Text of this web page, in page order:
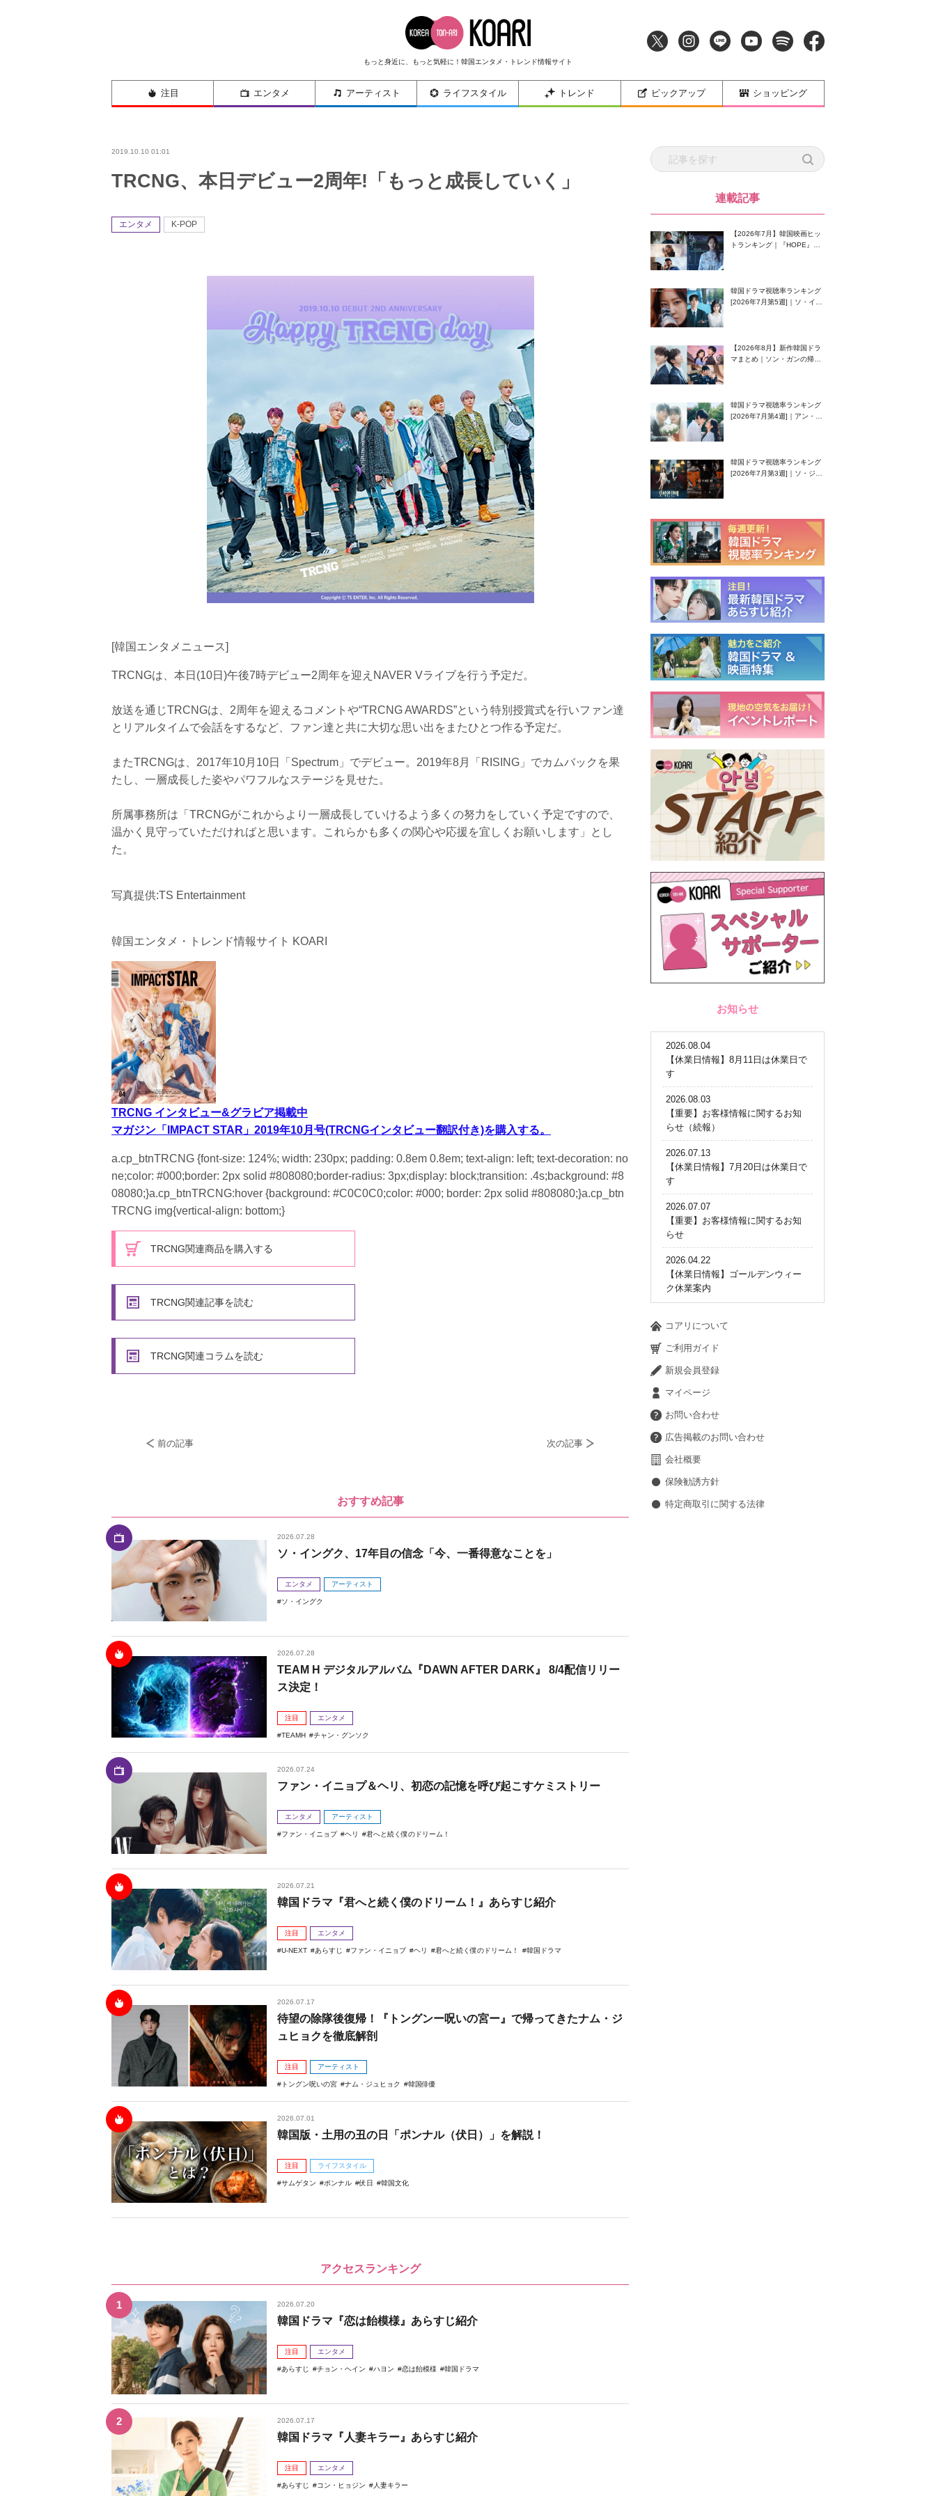
もっと身近に、もっと気軽に！韓国エンタメ・トレンド情報サイト
注目 エンタメ アーティスト ライフスタイル トレンド ピックアップ ショッピング
2019.10.10 01:01
​TRCNG、本日デビュー2周年!「もっと成長していく」
エンタメ K-POP
[韓国エンタメニュース]
TRCNGは、本日(10日)午後7時デビュー2周年を迎えNAVER Vライブを行う予定だ。
放送を通じTRCNGは、2周年を迎えるコメントや“TRCNG AWARDS”という特別授賞式を行いファン達
とリアルタイムで会話をするなど、ファン達と共に大切な思い出をまたひとつ作る予定だ。
またTRCNGは、2017年10月10日「Spectrum」でデビュー。2019年8月「RISING」でカムバックを果
たし、一層成長した姿やパワフルなステージを見せた。
所属事務所は「TRCNGがこれからより一層成長していけるよう多くの努力をしていく予定ですので、
温かく見守っていただければと思います。これらかも多くの関心や応援を宜しくお願いします」とし
た。
写真提供:TS Entertainment
韓国エンタメ・トレンド情報サイト KOARI
TRCNG インタビュー&グラビア掲載中
マガジン「IMPACT STAR」2019年10月号(TRCNGインタビュー翻訳付き)を購入する。
a.cp_btnTRCNG {font-size: 124%; width: 230px; padding: 0.8em 0.8em; text-align: left; text-decoration: no
ne;color: #000;border: 2px solid #808080;border-radius: 3px;display: block;transition: .4s;background: #8
08080;}a.cp_btnTRCNG:hover {background: #C0C0C0;color: #000; border: 2px solid #808080;}a.cp_btn
TRCNG img{vertical-align: bottom;}
TRCNG関連商品を購入する
TRCNG関連記事を読む
TRCNG関連コラムを読む
前の記事 次の記事
おすすめ記事
2026.07.28
ソ・イングク、17年目の信念「今、一番得意なことを」
エンタメ アーティスト
ソ・イングク
2026.07.28
TEAM H デジタルアルバム『DAWN AFTER DARK』 8/4配信リリー
ス決定！
注目 エンタメ
TEAMH チャン・グンソク
2026.07.24
ファン・イニョプ＆ヘリ、初恋の記憶を呼び起こすケミストリー
エンタメ アーティスト
ファン・イニョプ ヘリ 君へと続く僕のドリーム！
2026.07.21
韓国ドラマ『君へと続く僕のドリーム！』あらすじ紹介
注目 エンタメ
U-NEXT あらすじ ファン・イニョプ ヘリ 君へと続く僕のドリーム！ 韓国ドラマ
2026.07.17
待望の除隊後復帰！『トングンー呪いの宮ー』で帰ってきたナム・ジ
ュヒョクを徹底解剖
注目 アーティスト
トングン呪いの宮 ナム・ジュヒョク 韓国俳優
2026.07.01
韓国版・土用の丑の日「ポンナル（伏日）」を解説！
注目 ライフスタイル
サムゲタン ポンナル 伏日 韓国文化
アクセスランキング
2026.07.20
韓国ドラマ『恋は飴模様』あらすじ紹介
注目 エンタメ
あらすじ チョン・ヘイン ハヨン 恋は飴模様 韓国ドラマ
2026.07.17
韓国ドラマ『人妻キラー』あらすじ紹介
注目 エンタメ
あらすじ コン・ヒョジン 人妻キラー
連載記事
【2026年7月】韓国映画ヒッ
トランキング｜『HOPE』が
韓国ドラマ視聴率ランキング
[2026年7月第5週]｜ソ・イン
【2026年8月】新作韓国ドラ
マまとめ｜ソン・ガンの帰
韓国ドラマ視聴率ランキング
[2026年7月第4週]｜アン・ヒ
韓国ドラマ視聴率ランキング
[2026年7月第3週]｜ソ・ジソ
お知らせ
2026.08.04
【休業日情報】8月11日は休業日で
す
2026.08.03
【重要】お客様情報に関するお知
らせ（続報）
2026.07.13
【休業日情報】7月20日は休業日で
す
2026.07.07
【重要】お客様情報に関するお知
らせ
2026.04.22
【休業日情報】ゴールデンウィー
ク休業案内
コアリについて
ご利用ガイド
新規会員登録
マイページ
お問い合わせ
広告掲載のお問い合わせ
会社概要
保険勧誘方針
特定商取引に関する法律